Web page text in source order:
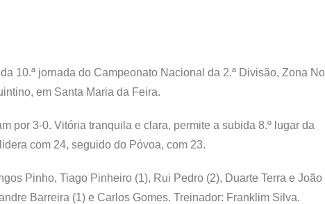
10.ª jornada do Campeonato Nacional da 2.ª Divisão, Zona
em Santa Maria da Feira.
por 3-0. Vitória tranquila e clara, permite a subida 8.º lugar da
com 24, seguido do Póvoa, com 23.
Pinho, Tiago Pinheiro (1), Rui Pedro (2), Duarte Terra e João
Barreira (1) e Carlos Gomes. Treinador: Franklim Silva.